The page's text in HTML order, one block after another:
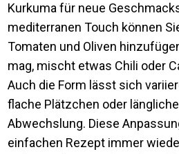
Kurkuma für neue
mediterranen Touch können
Tomaten und Oliven
mag, mischt etwas Chili oder
Auch die Form lässt sich
flache Plätzchen oder
Abwechslung. Diese
einfachen Rezept immer